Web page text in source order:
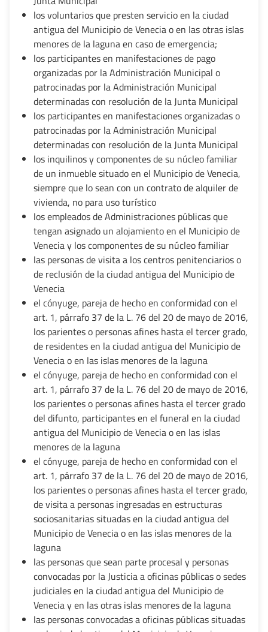
los voluntarios que presten servicio en la ciudad
antigua del Municipio de Venecia o en las otras islas
menores de la laguna en caso de emergencia;
los participantes en manifestaciones de pago
organizadas por la Administración Municipal o
patrocinadas por la Administración Municipal
determinadas con resolución de la Junta Municipal
los participantes en manifestaciones organizadas o
patrocinadas por la Administración Municipal
determinadas con resolución de la Junta Municipal
los inquilinos y componentes de su núcleo familiar
de un inmueble situado en el Municipio de Venecia,
siempre que lo sean con un contrato de alquiler de
vivienda, no para uso turístico
los empleados de Administraciones públicas que
tengan asignado un alojamiento en el Municipio de
Venecia y los componentes de su núcleo familiar
las personas de visita a los centros penitenciarios o
de reclusión de la ciudad antigua del Municipio de
Venecia
el cónyuge, pareja de hecho en conformidad con el
art. 1, párrafo 37 de la L. 76 del 20 de mayo de 2016,
los parientes o personas afines hasta el tercer grado,
de residentes en la ciudad antigua del Municipio de
Venecia o en las islas menores de la laguna
el cónyuge, pareja de hecho en conformidad con el
art. 1, párrafo 37 de la L. 76 del 20 de mayo de 2016,
los parientes o personas afines hasta el tercer grado
del difunto, participantes en el funeral en la ciudad
antigua del Municipio de Venecia o en las islas
menores de la laguna
el cónyuge, pareja de hecho en conformidad con el
art. 1, párrafo 37 de la L. 76 del 20 de mayo de 2016,
los parientes o personas afines hasta el tercer grado,
de visita a personas ingresadas en estructuras
sociosanitarias situadas en la ciudad antigua del
Municipio de Venecia o en las islas menores de la
laguna
las personas que sean parte procesal y personas
convocadas por la Justicia a oficinas públicas o sedes
judiciales en la ciudad antigua del Municipio de
Venecia y en las otras islas menores de la laguna
las personas convocadas a oficinas públicas situadas